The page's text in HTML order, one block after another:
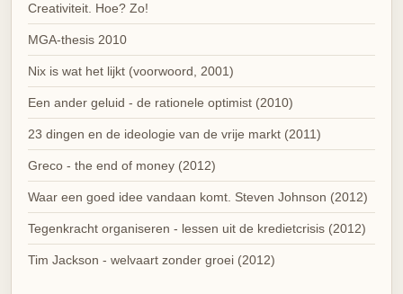
Creativiteit. Hoe? Zo!
MGA-thesis 2010
Nix is wat het lijkt (voorwoord, 2001)
Een ander geluid - de rationele optimist (2010)
23 dingen en de ideologie van de vrije markt (2011)
Greco - the end of money (2012)
Waar een goed idee vandaan komt. Steven Johnson (2012)
Tegenkracht organiseren - lessen uit de kredietcrisis (2012)
Tim Jackson - welvaart zonder groei (2012)